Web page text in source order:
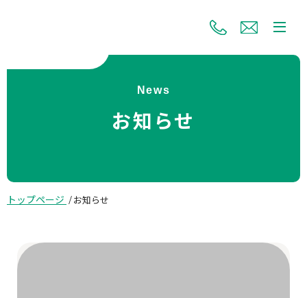
News
お知らせ
トップページ お知らせ